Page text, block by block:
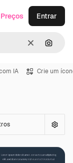
Limpar
Preços Entrar
IA Crie um